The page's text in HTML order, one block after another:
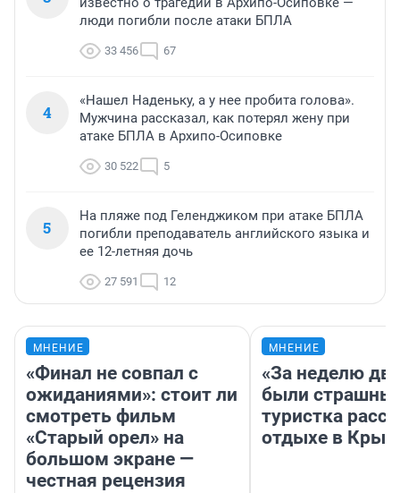
люди погибли после атаки БПЛА
33 456 67
4
«Нашел Наденьку, а у нее пробита голова».
Мужчина рассказал, как потерял жену при
атаке БПЛА в Архипо-Осиповке
30 522 5
5
На пляже под Геленджиком при атаке БПЛА
погибли преподаватель английского языка и
ее 12-летняя дочь
27 591 12
МНЕНИЕ
«Финал не совпал с
ожиданиями»: стоит ли
смотреть фильм
«Старый орел» на
большом экране —
честная рецензия
МНЕНИЕ
«За неделю
были
туристка
отдыхе в